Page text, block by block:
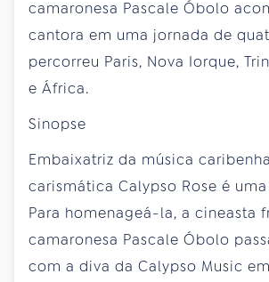
camaronesa Pascale Óbolo
cantora em uma jornada de
percorreu Paris, Nova Iorque,
e África.
Sinopse
Embaixatriz da música
carismática Calypso Rose é
Para homenageá-la, a cineasta
camaronesa Pascale Óbolo
com a diva da Calypso Music